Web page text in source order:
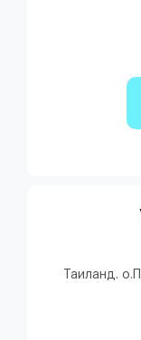
Таиланд.